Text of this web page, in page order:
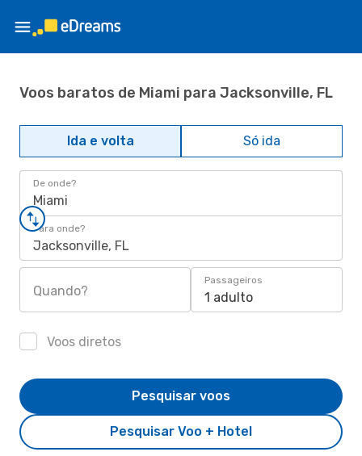
Voos baratos de Miami para Jacksonville, FL
Ida e volta Só ida
De onde?
Miami
Para onde?
Jacksonville, FL
Quando?
Passageiros
1 adulto
Voos diretos
Pesquisar Voo + Hotel
Pesquisar voos